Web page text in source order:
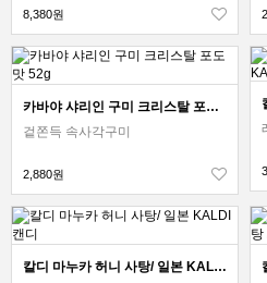
8,380원
카바야 샤리인 구미 크리스탈 포도맛 52g
겉쫀득 속사각구미
2,880원
칼디 마누카 허니 사탕/ 일본 KALDI 캔디